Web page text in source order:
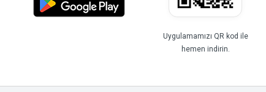
Uygulamamızı QR kod ile
hemen indirin.